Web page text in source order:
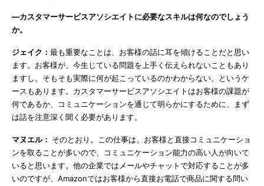
―カスタマーサービスアソシエイトに必要なスキルは何なのでしょう
か。
ジェイク： 最も重要なことは、お客様の話に耳を傾けることだと思い
ます。お客様が、今生じている問題を上手く伝えられないこともあり
ますし、そもそも実際に何が起こっているのかわからない、というケ
ースもあります。カスタマーサービスアソシエイトはお客様の課題が
何であるか、コミュニケーションを通じて明らかにするために、まず
は話を注意深く聞く必要があります。
マヌエル： そのとおり。この仕事は、お客様と直接コミュニケーショ
ンを取ることが多いので、コミュニケーション能力の高い人が向いて
いると思います。他の企業ではメールやチャットで対応することが多
いのですが、Amazonではお客様から直接お電話で商品に関する問い